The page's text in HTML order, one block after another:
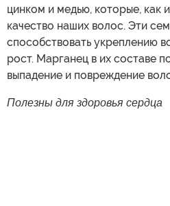
цинком и медью, которые, как
качество наших волос. Эти
способствовать укреплению
рост. Марганец в их составе
выпадение и повреждение
Полезны для здоровья сердца